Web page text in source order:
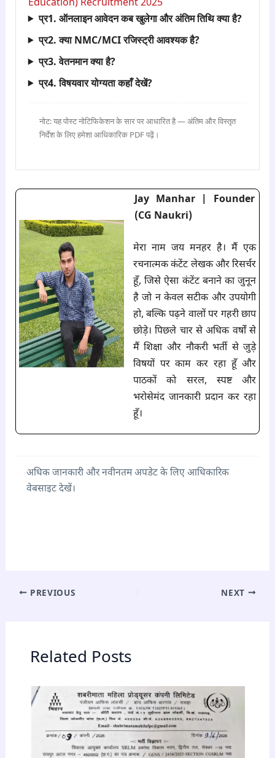
प्र1. ऑनलाइन आवेदन कब खुलेगा और अंतिम तिथि क्या है?
प्र2. क्या NMC/MCI रजिस्ट्री आवश्यक है?
प्र3. वेतनमान क्या है?
प्र4. विषयवार योग्यता कहाँ देखें?
नोट: यह पोस्ट नोटिफिकेशन के सार पर आधारित है — अंतिम और विस्तृत
निर्देश के लिए हमेशा आधिकारिक PDF पढ़ें।
Jay Manhar | Founder
(CG Naukri)
मेरा नाम जय मनहर है। मैं एक
रचनात्मक कंटेंट लेखक और रिसर्चर
हूँ, जिसे ऐसा कंटेंट बनाने का जुनून
है जो न केवल सटीक और उपयोगी
हो, बल्कि पढ़ने वालों पर गहरी छाप
छोड़े। पिछले चार से अधिक वर्षों से
मैं शिक्षा और नौकरी भर्ती से जुड़े
विषयों पर काम कर रहा हूँ और
पाठकों को सरल, स्पष्ट और
भरोसेमंद जानकारी प्रदान कर रहा
हूँ।
अधिक जानकारी और नवीनतम अपडेट के लिए आधिकारिक
वेबसाइट देखें।
PREVIOUS NEXT
Related Posts